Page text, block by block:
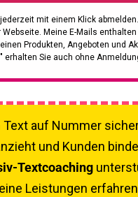
mit einem Klick abmelden.
Webseite. Meine E-Mails
Produkten, Angeboten und
Sie auch ohne
auf Nummer
und Kunden
Textcoaching
Leistungen